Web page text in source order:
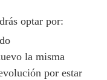
optar por:
la misma
por estar